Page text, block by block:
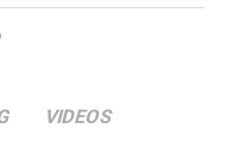
VIDEOS